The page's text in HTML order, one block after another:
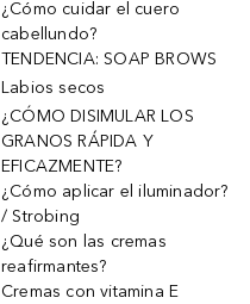
¿Cómo cuidar el cuero
cabellundo?
TENDENCIA: SOAP BROWS
Labios secos
¿CÓMO DISIMULAR LOS
GRANOS RÁPIDA Y
EFICAZMENTE?
¿Cómo aplicar el iluminador?
/ Strobing
¿Qué son las cremas
reafirmantes?
Cremas con vitamina E